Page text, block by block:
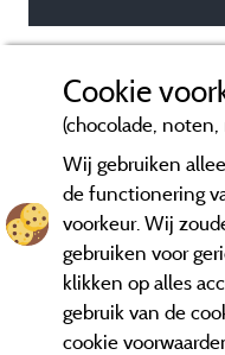
Cookie
(chocolade, noten,
Wij gebruiken
de functionering
voorkeur. Wij
gebruiken voor
klikken op alles
gebruik van de
cookie